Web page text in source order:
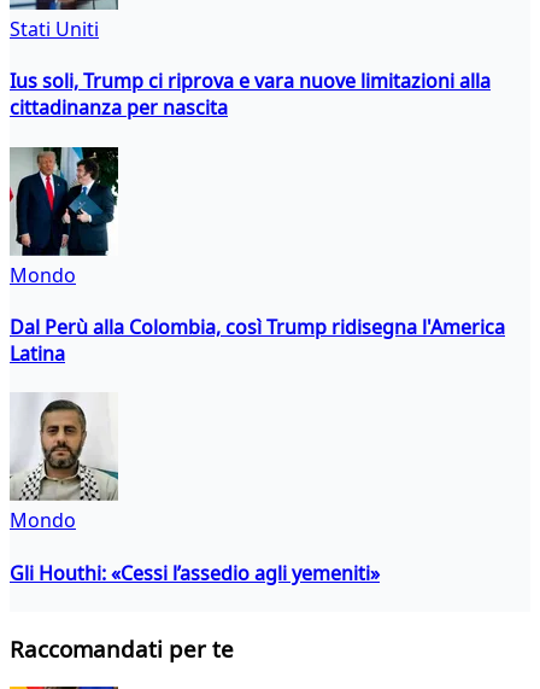
Stati Uniti
Ius soli, Trump ci riprova e vara nuove limitazioni alla
cittadinanza per nascita
Mondo
Dal Perù alla Colombia, così Trump ridisegna l'America
Latina
Mondo
Gli Houthi: «Cessi l’assedio agli yemeniti»
Raccomandati per te